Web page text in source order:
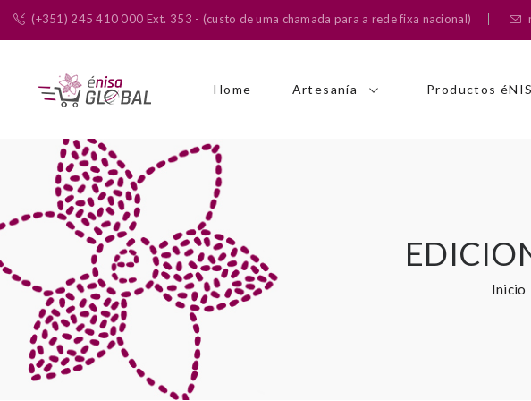
(+351) 245 410 000 Ext. 353 - (custo de uma chamada para a rede fixa nacional)
Home Artesanía Productos
Inicio